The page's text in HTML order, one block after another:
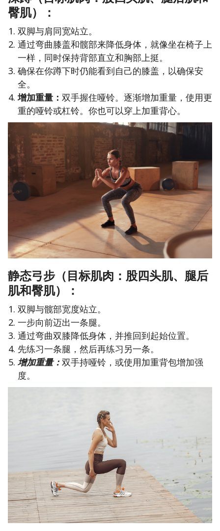
臀肌）：
双脚与肩同宽站立。
通过弯曲膝盖和髋部来降低身体，就像坐在椅子上
一样，同时保持背部直立和胸部上挺。
确保在你蹲下时仍能看到自己的膝盖，以确保安
全。
增加重量： 双手握住哑铃。逐渐增加重量，使用更
重的哑铃或杠铃。你也可以穿上加重背心。
静态弓步（目标肌肉：股四头肌、腿后
肌和臀肌）：
双脚与髋部宽度站立。
一步向前迈出一条腿。
通过弯曲双膝降低身体，并推回到起始位置。
先练习一条腿，然后再练习另一条。
增加重量： 双手持哑铃，或使用加重背包增加强
度。